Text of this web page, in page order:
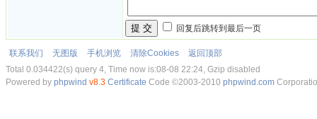
提 交 回复后跳转到最后一页
联系我们 无图版 手机浏览 清除Cookies
返回顶部
Total 0.034422(s) query 4, Time now is:08-08 22:24, Gzip disabled
Powered by phpwind v8.3 Certificate Code ©2003-2010 phpwind.com